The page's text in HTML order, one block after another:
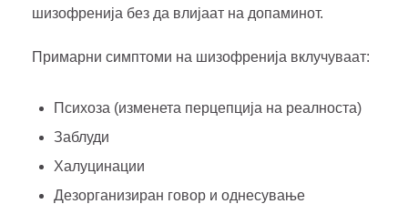
шизофренија без да влијаат на допаминот.
Примарни симптоми на шизофренија вклучуваат:
Психоза (изменета перцепција на реалноста)
Заблуди
Халуцинации
Дезорганизиран говор и однесување